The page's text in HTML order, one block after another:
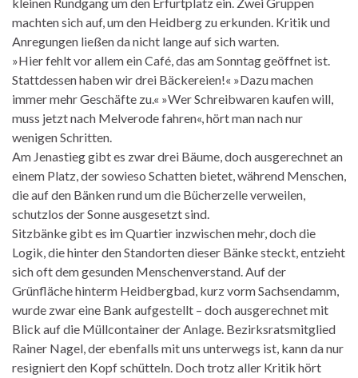
machten sich auf, um den Heidberg zu erkunden. Kritik und
Anregungen ließen da nicht lange auf sich warten.
»Hier fehlt vor allem ein Café, das am Sonntag geöffnet ist.
Stattdessen haben wir drei Bäckereien!« »Dazu machen
immer mehr Geschäfte zu.« »Wer Schreibwaren kaufen will,
muss jetzt nach Melverode fahren«, hört man nach nur
wenigen Schritten.
Am Jenastieg gibt es zwar drei Bäume, doch ausgerechnet an
einem Platz, der sowieso Schatten bietet, während Menschen,
die auf den Bänken rund um die Bücherzelle verweilen,
schutzlos der Sonne ausgesetzt sind.
Sitzbänke gibt es im Quartier inzwischen mehr, doch die
Logik, die hinter den Standorten dieser Bänke steckt, entzieht
sich oft dem gesunden Menschenverstand. Auf der
Grünfläche hinterm Heidbergbad, kurz vorm Sachsendamm,
wurde zwar eine Bank aufgestellt – doch ausgerechnet mit
Blick auf die Müllcontainer der Anlage. Bezirksratsmitglied
Rainer Nagel, der ebenfalls mit uns unterwegs ist, kann da nur
resigniert den Kopf schütteln. Doch trotz aller Kritik hört